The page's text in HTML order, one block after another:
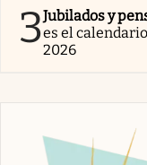
3Jubilados y
es el
2026